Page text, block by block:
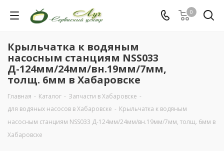
0
Крыльчатка к водяным
насосным станциям NSS033
Д-124мм/24мм/вн.19мм/7мм,
толщ. 6мм в Хабаровске
Главная - Каталог - Запчасти в Хабаровске -
для водяных насосов в Хабаровске - Крыльчатка к водяным
насосным станциям NSS033 Д-124мм/24мм/вн.19мм/7мм, толщ. 6мм в
Хабаровске